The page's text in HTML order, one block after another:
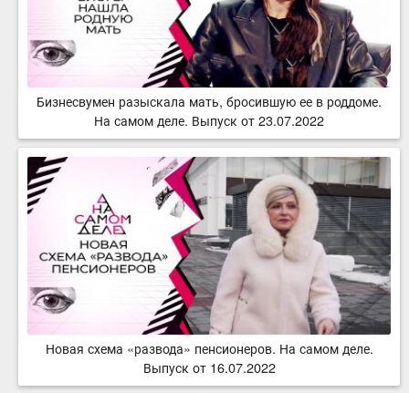
Бизнесвумен разыскала мать, бросившую ее в роддоме.
На самом деле. Выпуск от 23.07.2022
Новая схема «развода» пенсионеров. На самом деле.
Выпуск от 16.07.2022